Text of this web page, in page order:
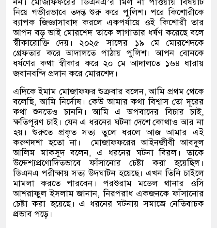
নিয়ে গভীরভাবে তদন্ত শুরু করে পুলিশ। পরে কিশোরীকে
ব্যাপক জিজ্ঞাসাবাদ করলে একপর্যায়ে ওই কিশোরী তার
আপন বড় ভাই মোরশেদ তাকে লাগাতার ধর্ষণ করেছে বলে
স্বীকারোক্তি দেয়। ২০২৫ সালের ১৯ মে মোরশেদকে
গ্রেফতার করে আদালতে পাঠায় পুলিশ। আপন বোনকে
ধর্ষণের কথা স্বীকার করে ২০ মে আদালতে ১৬৪ ধারায়
জবানবন্দি প্রদান করে মোরশেদ।
এদিকে ইমাম মোজাফফর শুক্রবার বলেন,আমি প্রথম থেকে
বলেছি,আমি নির্দোষ। কেউ আমার কথা বিশ্বাস তো দূরের
কথা শুনতেও চাননি। আমি এ অপবাদের বিচার চাই,
ক্ষতিপূরণ চাই। যেন এ ধরনের ঘটনা দেশে কোথাও আর না
হয়। শুরুতে প্রকৃত সত্য তুলে ধরলে আজ আমার এই
করুণদশা হতো না। মোজাফফরের আইনজীবী আবদুল
আলিম মাকসুদ বলেন, এ ধরনের ঘটনা বিরল। তাকে
উদ্দেশ্যপ্রণোদিতভাবে ফাঁসানোর চেষ্টা করা হয়েছিল।
ডিএনএ পরীক্ষায় সত্য উদ্ঘাটন হয়েছে। এখন তিনি চাইলে
মামলা করতে পারবেন। পরশুরাম মডেল থানার ওসি
আশরাফুল ইসলাম জানান,নিরপরাধ একজনকে ফাঁসানোর
চেষ্টা করা হয়েছে। এ ধরনের ঘটনায় সমাজে নেতিবাচক
প্রভাব পড়ে।